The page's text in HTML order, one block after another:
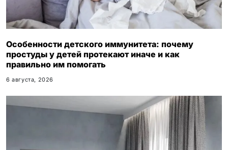
Особенности детского иммунитета: почему
простуды у детей протекают иначе и как
правильно им помогать
6 августа, 2026